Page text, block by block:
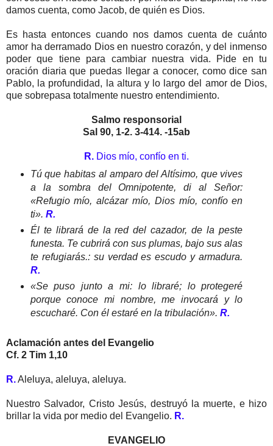
damos cuenta, como Jacob, de quién es Dios.
Es hasta entonces cuando nos damos cuenta de cuánto
amor ha derramado Dios en nuestro corazón, y del inmenso
poder que tiene para cambiar nuestra vida. Pide en tu
oración diaria que puedas llegar a conocer, como dice san
Pablo, la profundidad, la altura y lo largo del amor de Dios,
que sobrepasa totalmente nuestro entendimiento.
Salmo responsorial
Sal 90, 1-2. 3-414. -15ab
R. Dios mío, confío en ti.
Tú que habitas al amparo del Altísimo, que vives
a la sombra del Omnipotente, di al Señor:
«Refugio mío, alcázar mío, Dios mío, confío en
ti». R.
Él te librará de la red del cazador, de la peste
funesta. Te cubrirá con sus plumas, bajo sus alas
te refugiarás.: su verdad es escudo y armadura.
R.
«Se puso junto a mi: lo libraré; lo protegeré
porque conoce mi nombre, me invocará y lo
escucharé. Con él estaré en la tribulación». R.
Aclamación antes del Evangelio
Cf. 2 Tim 1,10
R.Aleluya, aleluya, aleluya.
Nuestro Salvador, Cristo Jesús, destruyó la muerte, e hizo
brillar la vida por medio del Evangelio. R.
EVANGELIO